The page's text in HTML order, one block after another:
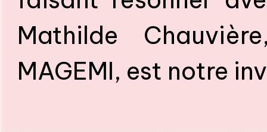
Mathilde
MAGEMI, est notre